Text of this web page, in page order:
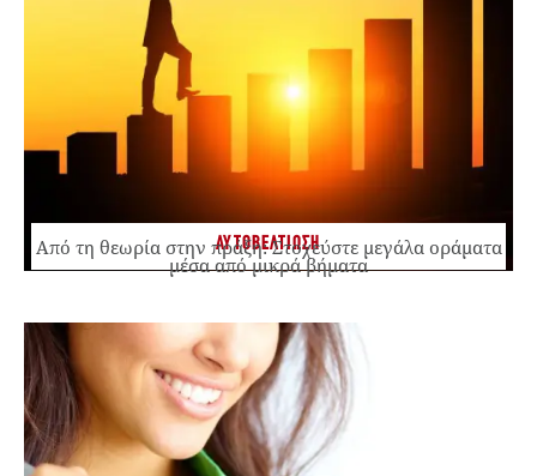
ΑΥΤΟΒΕΛΤΙΩΣΗ
Από τη θεωρία στην πράξη: Στοχεύστε μεγάλα οράματα
μέσα από μικρά βήματα